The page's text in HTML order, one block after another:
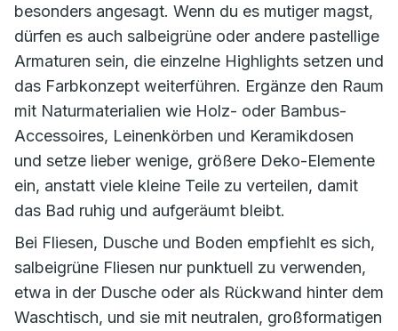
besonders angesagt. Wenn du es mutiger magst,
dürfen es auch salbeigrüne oder andere pastellige
Armaturen sein, die einzelne Highlights setzen und
das Farbkonzept weiterführen. Ergänze den Raum
mit Naturmaterialien wie Holz- oder Bambus-
Accessoires, Leinenkörben und Keramikdosen
und setze lieber wenige, größere Deko-Elemente
ein, anstatt viele kleine Teile zu verteilen, damit
das Bad ruhig und aufgeräumt bleibt.
Bei Fliesen, Dusche und Boden empfiehlt es sich,
salbeigrüne Fliesen nur punktuell zu verwenden,
etwa in der Dusche oder als Rückwand hinter dem
Waschtisch, und sie mit neutralen, großformatigen